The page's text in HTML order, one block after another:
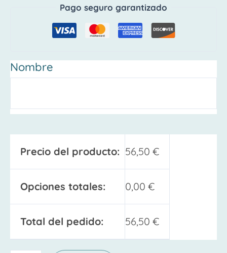
Pago seguro garantizado
Nombre
Precio del producto: 56,50 €
Opciones totales: 0,00 €
Total del pedido: 56,50 €